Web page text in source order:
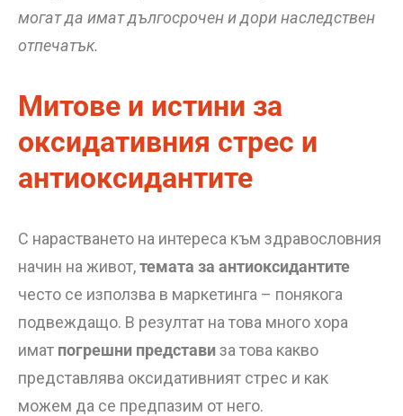
могат да имат дългосрочен и дори наследствен
отпечатък.
Митове и истини за
оксидативния стрес и
антиоксидантите
С нарастването на интереса към здравословния
начин на живот,темата за антиоксидантите
често се използва в маркетинга – понякога
подвеждащо. В резултат на това много хора
имат погрешни представиза това какво
представлява оксидативният стрес и как
можем да се предпазим от него.